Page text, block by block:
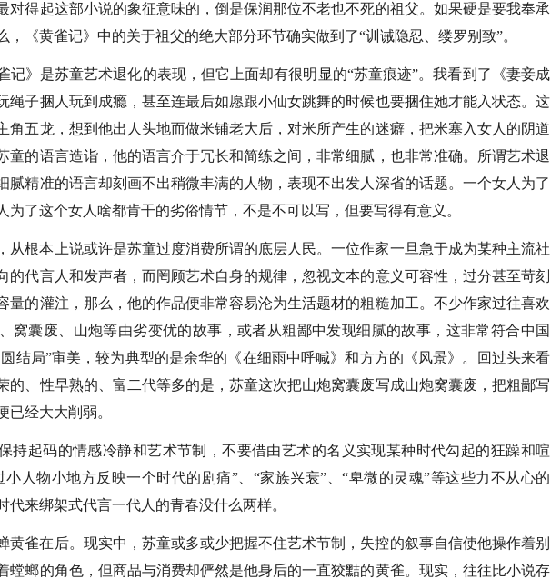
对得起这部小说的象征意味的，倒是保润那位不老也不死的祖父。如果硬是要我奉承
，《黄雀记》中的关于祖父的绝大部分环节确实做到了“训诫隐忍、缕罗别致”。
记》是苏童艺术退化的表现，但它上面却有很明显的“苏童痕迹”。我看到了《妻妾成
绳子捆人玩到成瘾，甚至连最后如愿跟小仙女跳舞的时候也要捆住她才能入状态。这
角五龙，想到他出人头地而做米铺老大后，对米所产生的迷癖，把米塞入女人的阴道
童的语言造诣，他的语言介于冗长和简练之间，非常细腻，也非常准确。所谓艺术退
腻精准的语言却刻画不出稍微丰满的人物，表现不出发人深省的话题。一个女人为了
为了这个女人啥都肯干的劣俗情节，不是不可以写，但要写得有意义。
从根本上说或许是苏童过度消费所谓的底层人民。一位作家一旦急于成为某种主流社
的代言人和发声者，而罔顾艺术自身的规律，忽视文本的意义可容性，过分甚至苛刻
量的灌注，那么，他的作品便非常容易沦为生活题材的粗糙加工。不少作家过往喜欢
窝囊废、山炮等由劣变优的故事，或者从粗鄙中发现细腻的故事，这非常符合中国
结局”审美，较为典型的是余华的《在细雨中呼喊》和方方的《风景》。回过头来看
的、性早熟的、富二代等多的是，苏童这次把山炮窝囊废写成山炮窝囊废，把粗鄙写
已经大大削弱。
持起码的情感冷静和艺术节制，不要借由艺术的名义实现某种时代勾起的狂躁和喧
小人物小地方反映一个时代的剧痛”、“家族兴衰”、“卑微的灵魂”等这些力不从心的
代来绑架式代言一代人的青春没什么两样。
黄雀在后。现实中，苏童或多或少把握不住艺术节制，失控的叙事自信使他操作着别
螳螂的角色，但商品与消费却俨然是他身后的一直狡黠的黄雀。现实，往往比小说存